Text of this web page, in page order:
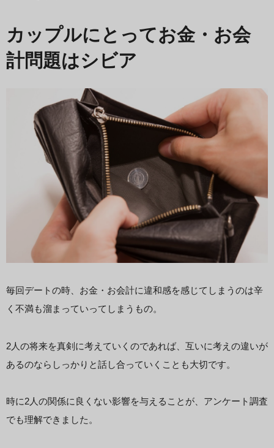
カップルにとってお金・お会
計問題はシビア
毎回デートの時、お金・お会計に違和感を感じてしまうのは辛
く不満も溜まっていってしまうもの。
2人の将来を真剣に考えていくのであれば、互いに考えの違いが
あるのならしっかりと話し合っていくことも大切です。
時に2人の関係に良くない影響を与えることが、アンケート調査
でも理解できました。